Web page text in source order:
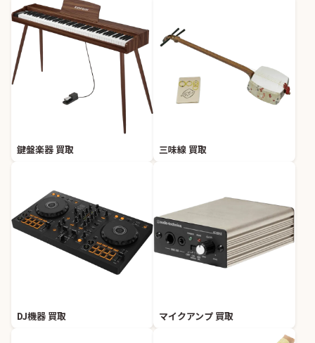
鍵盤楽器 買取 三味線 買取
DJ機器 買取 マイクアンプ 買取